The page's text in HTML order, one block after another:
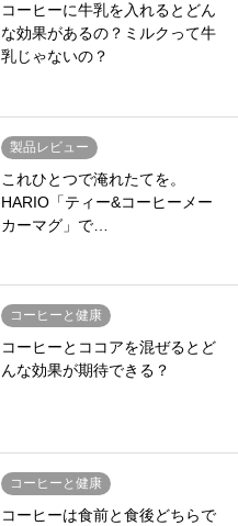
コーヒーに牛乳を入れるとどん
な効果があるの？ミルクって牛
乳じゃないの？
製品レビュー
これひとつで淹れたてを。
HARIO「ティー&コーヒーメー
カーマグ」で…
コーヒーと健康
コーヒーとココアを混ぜるとど
んな効果が期待できる？
コーヒーと健康
コーヒーは食前と食後どちらで